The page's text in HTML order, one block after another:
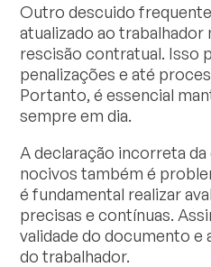
Outro descuido
atualizado ao trabalhador
rescisão contratual. Isso
penalizações e até
Portanto, é essencial
sempre em dia.
A declaração incorreta
nocivos também é
é fundamental realizar
precisas e contínuas.
validade do documento
do trabalhador.